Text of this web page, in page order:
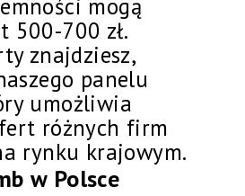
mogą
500-700 zł.
znajdziesz,
panelu
umożliwia
różnych firm
rynku krajowym.
w Polsce